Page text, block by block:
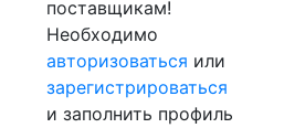
поставщикам!
Необходимо
авторизоваться или
зарегистрироваться
и заполнить профиль